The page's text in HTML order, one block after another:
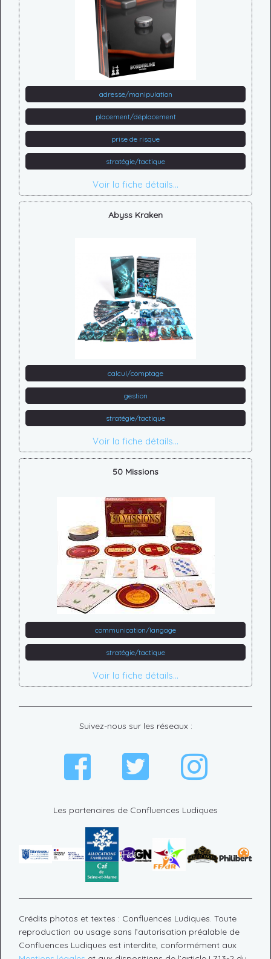
adresse/manipulation
placement/déplacement
prise de risque
stratégie/tactique
Voir la fiche détails...
Abyss Kraken
calcul/comptage
gestion
stratégie/tactique
Voir la fiche détails...
50 Missions
communication/langage
stratégie/tactique
Voir la fiche détails...
Les partenaires de Confluences Ludiques
Suivez-nous sur les réseaux :
Crédits photos et textes : Confluences Ludiques. Toute
reproduction ou usage sans l’autorisation préalable de
Confluences Ludiques est interdite, conformément aux